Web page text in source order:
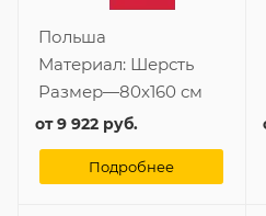
Польша
Материал: Шерсть
Размер—80x160 см
от9 922 руб.
Подробнее